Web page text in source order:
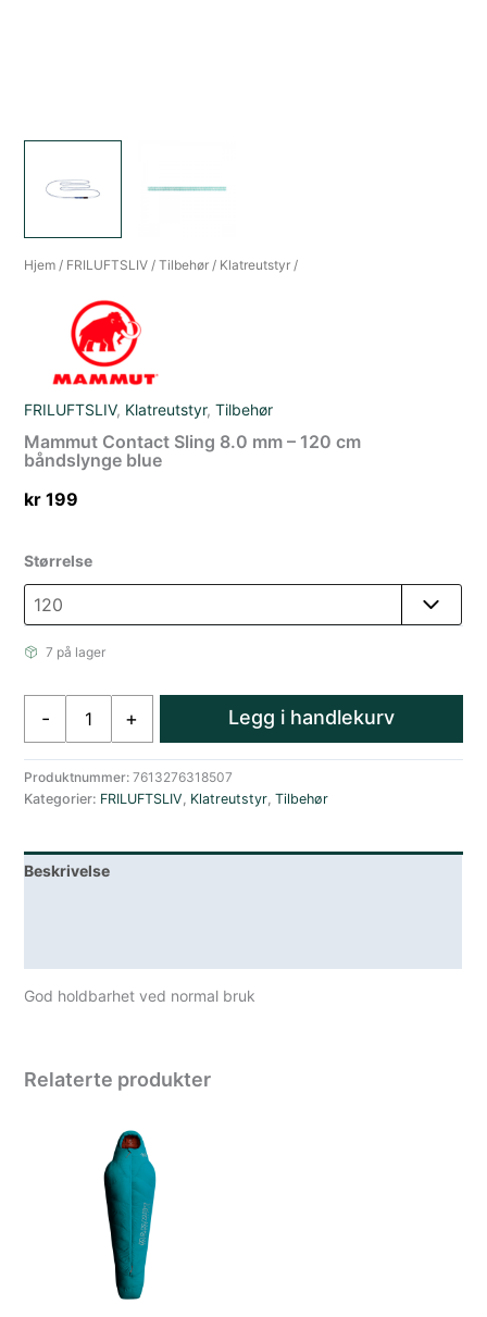
Hjem / FRILUFTSLIV /Tilbehør / Klatreutstyr /
FRILUFTSLIV, Klatreutstyr,Tilbehør
Mammut Contact Sling 8.0 mm – 120 cm
båndslynge blue
kr 199
Størrelse
7 på lager
-
8.0
mm
120
cm
+ Legg i handlekurv
Produktnummer:7613276318507
Kategorier: FRILUFTSLIV, Klatreutstyr,Tilbehør
Beskrivelse
God holdbarhet ved normal bruk
Relaterte produkter